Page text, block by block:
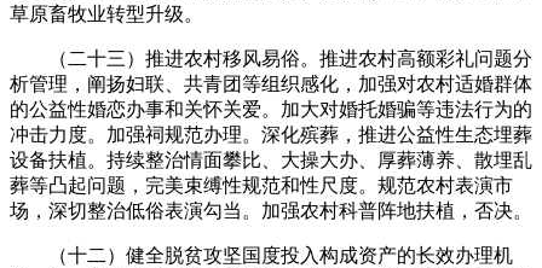
草原畜牧业转型升级。
（二十三）推进农村移风易俗。推进农村高额彩礼问题分
析管理，阐扬妇联、共青团等组织感化，加强对农村适婚群体
的公益性婚恋办事和关怀关爱。加大对婚托婚骗等违法行为的
冲击力度。加强祠规范办理。深化殡葬，推进公益性生态埋葬
设备扶植。持续整治情面攀比、大操大办、厚葬薄养、散埋乱
葬等凸起问题，完美束缚性规范和性尺度。规范农村表演市
场，深切整治低俗表演勾当。加强农村科普阵地扶植，否决。
（十二）健全脱贫攻坚国度投入构成资产的长效办理机